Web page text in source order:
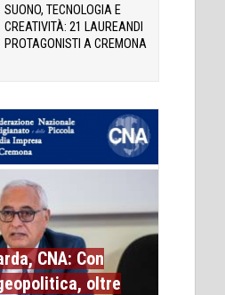
SUONO, TECNOLOGIA E
CREATIVITÀ: 21 LAUREANDI
PROTAGONISTI A CREMONA
CNA: Con
oltre